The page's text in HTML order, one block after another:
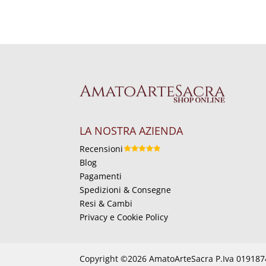
LA NOSTRA AZIENDA
Recensioni
Blog
Pagamenti
Spedizioni & Consegne
Resi & Cambi
Privacy e Cookie Policy
Copyright ©2026 AmatoArteSacra P.Iva